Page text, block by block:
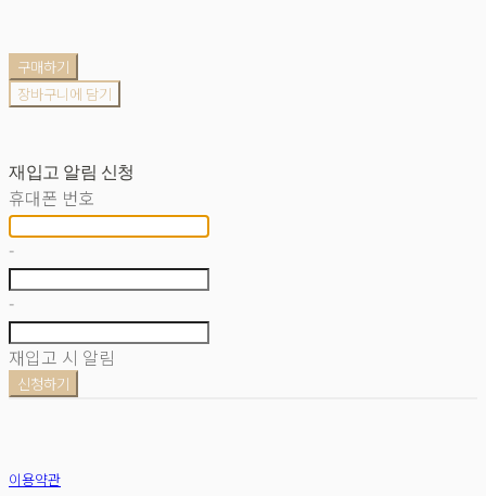
구매하기
장바구니에 담기
재입고 알림 신청
휴대폰 번호
-
-
재입고 시 알림
신청하기
이용약관